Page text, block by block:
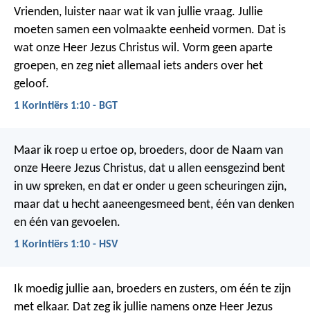
Vrienden, luister naar wat ik van jullie vraag. Jullie
moeten samen een volmaakte eenheid vormen. Dat is
wat onze Heer Jezus Christus wil. Vorm geen aparte
groepen, en zeg niet allemaal iets anders over het
geloof.
1 Korintiërs 1:10 - BGT
Maar ik roep u ertoe op, broeders, door de Naam van
onze Heere Jezus Christus, dat u allen eensgezind bent
in uw spreken, en dat er onder u geen scheuringen zijn,
maar dat u hecht aaneengesmeed bent, één van denken
en één van gevoelen.
1 Korintiërs 1:10 - HSV
Ik moedig jullie aan, broeders en zusters, om één te zijn
met elkaar. Dat zeg ik jullie namens onze Heer Jezus